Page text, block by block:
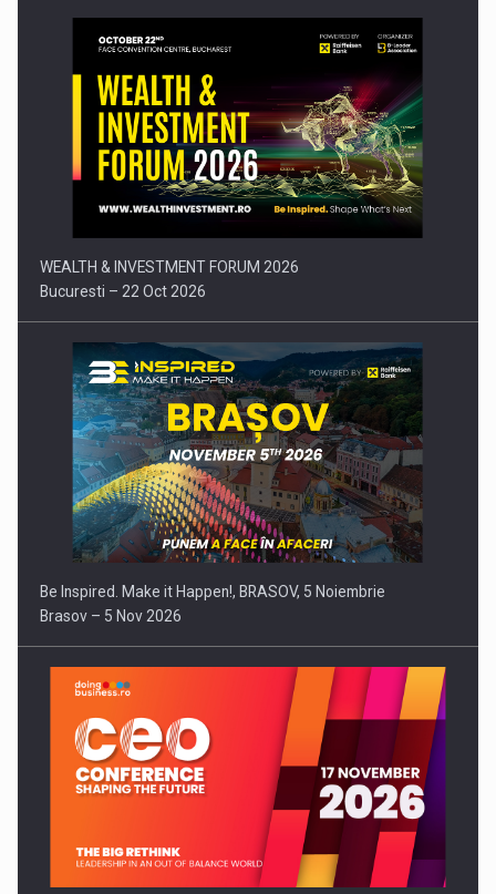
Comunicat de presa: Joburile part-time reincep sa intre pe…
WEALTH & INVESTMENT FORUM 2026
Bucuresti – 22 Oct 2026
Be Inspired. Make it Happen!, BRASOV, 5 Noiembrie
Brasov – 5 Nov 2026